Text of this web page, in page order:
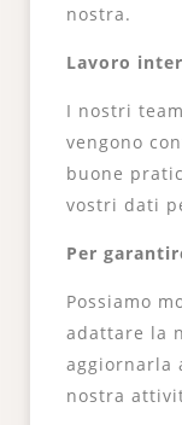
nostra.
Lavoro
I nostri
vengono
buone
vostri dati
Per
Possiamo
adattare la
aggiornarla
nostra